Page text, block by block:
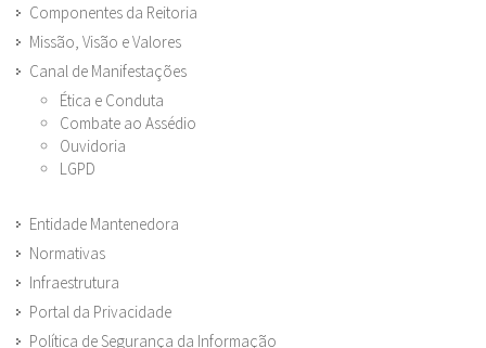
Componentes da Reitoria
Missão, Visão e Valores
Canal de Manifestações
Ética e Conduta
Combate ao Assédio
Ouvidoria
LGPD
Entidade Mantenedora
Normativas
Infraestrutura
Portal da Privacidade
Política de Segurança da Informação